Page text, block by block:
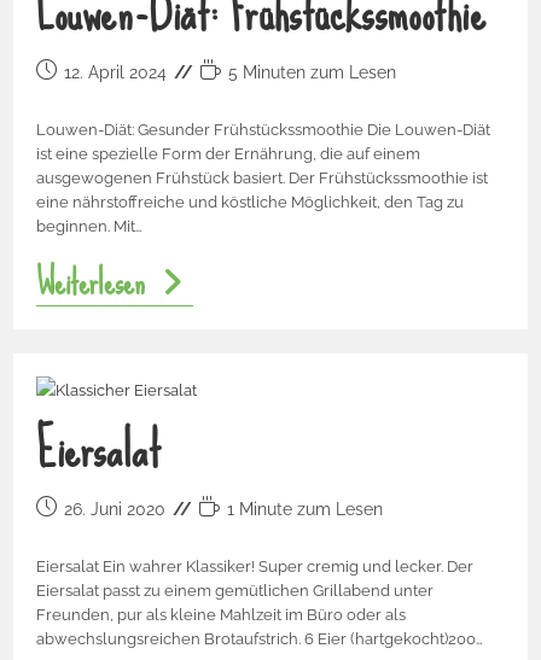
12. April 2024 5 Minuten zum Lesen
Louwen-Diät: Gesunder Frühstückssmoothie Die Louwen-Diät
ist eine spezielle Form der Ernährung, die auf einem
ausgewogenen Frühstück basiert. Der Frühstückssmoothie ist
eine nährstoffreiche und köstliche Möglichkeit, den Tag zu
beginnen. Mit…
Weiterlesen
Eiersalat
26. Juni 2020 1 Minute zum Lesen
Eiersalat Ein wahrer Klassiker! Super cremig und lecker. Der
Eiersalat passt zu einem gemütlichen Grillabend unter
Freunden, pur als kleine Mahlzeit im Büro oder als
abwechslungsreichen Brotaufstrich. 6 Eier (hartgekocht)200…